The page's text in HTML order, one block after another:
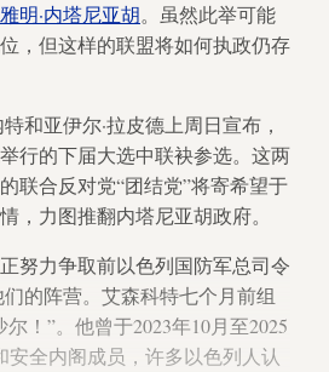
明·内塔尼亚胡。虽然此举可能
，但这样的联盟将如何执政仍存
和亚伊尔·拉皮德上周日宣布，
行的下届大选中联袂参选。这两
联合反对党“团结党”将寄希望于
，力图推翻内塔尼亚胡政府。
努力争取前以色列国防军总司令
的阵营。艾森科特七个月前组
！”。他曾于2023年10月至2025
安全内阁成员，许多以色列人认